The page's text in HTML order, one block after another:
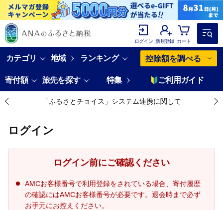
ログイン 新規登録 カート
カテゴリ 地域 ランキング 控除額を調べる
寄付額 旅先を探す 特集 ご利用ガイド
「ふるさとチョイス」システム連携に関して
ログイン
ログイン前にご確認ください
AMCお客様番号で利用登録をされている場合、寄付履歴
の確認にはAMCお客様番号が必要です。退会時まで必ず
お手元にお控えください。